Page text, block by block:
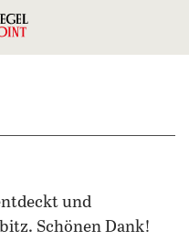
und
Schönen Dank!